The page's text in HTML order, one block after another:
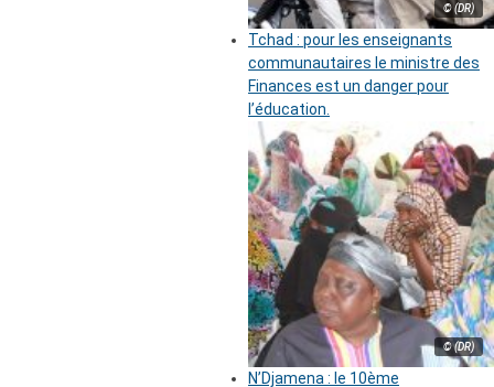
© (DR)
Tchad : pour les enseignants
communautaires le ministre des
Finances est un danger pour
l’éducation.
© (DR)
N’Djamena : le 10ème